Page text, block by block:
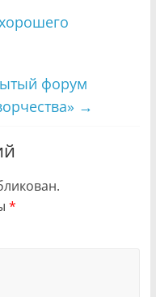
форум
→
*